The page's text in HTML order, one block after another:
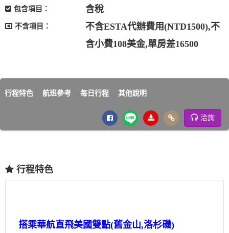
包含項目： 含稅
不含項目：
不含ESTA代辦費用(NTD1500),不
含小費108美金,單房差16500
行程特色 航班參考 每日行程 其他說明
洽詢
行程特色
搭乘華航直飛美國雙點(舊金山,洛杉磯)